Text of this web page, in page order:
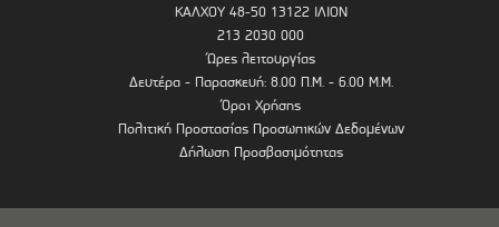
ΚΑΛΧΟΥ 48-50 13122 ΙΛΙΟΝ
213 2030 000
Ώρες λειτουργίας
Δευτέρα - Παρασκευή: 8.00 Π.Μ. - 6.00 Μ.Μ.
Όροι Χρήσης
Πολιτική Προστασίας Προσωπικών Δεδομένων
Δήλωση Προσβασιμότητας